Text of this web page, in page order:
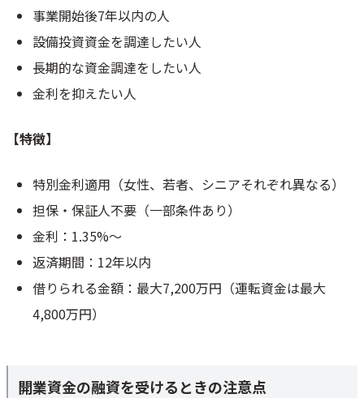
事業開始後7年以内の人
設備投資資金を調達したい人
長期的な資金調達をしたい人
金利を抑えたい人
【特徴】
特別金利適用（女性、若者、シニアそれぞれ異なる）
担保・保証人不要（一部条件あり）
金利：1.35%～
返済期間：12年以内
借りられる金額：最大7,200万円（運転資金は最大
4,800万円）
開業資金の融資を受けるときの注意点